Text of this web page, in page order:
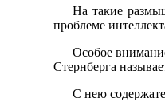
На такие
проблеме
Особое
Стернберга
С нею